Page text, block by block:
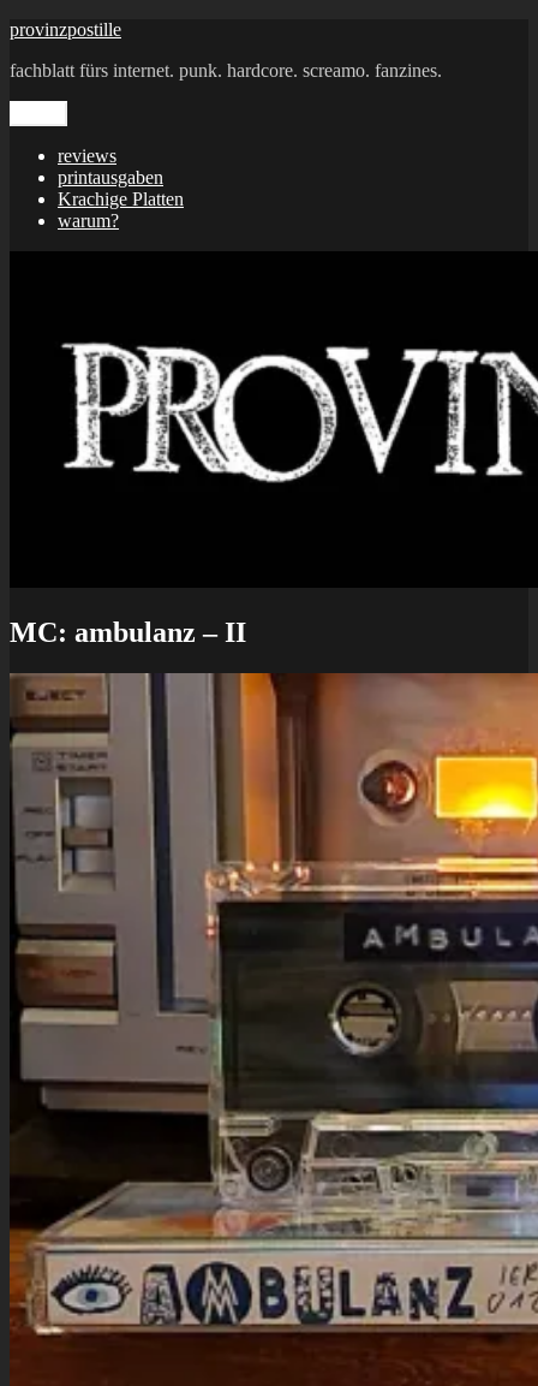
Zum
springen
provinzpostille
fachblatt fürs internet. punk. hardcore. screamo. fanzines.
reviews
printausgaben
Krachige Platten
warum?
MC: ambulanz – II